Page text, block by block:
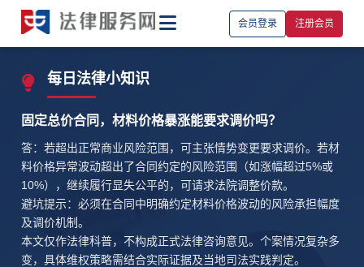
会员登录 注册会员
每日法律小知识
固定总价合同，材料价格暴涨能要求调价吗？
答：若超出正常商业风险范围，可主张情势变更要求调价。若材
料价格异常波动超出了合同约定的风险范围（如涨幅超过5%或
10%），继续履行显失公平的，可请求法院调整价款。
避坑提示：必须在合同中明确约定材料价格波动的风险承担幅度
及调价机制。
本文仅作法律科普，不构成正式法律咨询意见。个案情况复杂多
变，具体维权策略需结合实际证据及当地司法实践判定。